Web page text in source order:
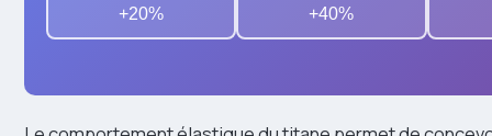
+20% +40%